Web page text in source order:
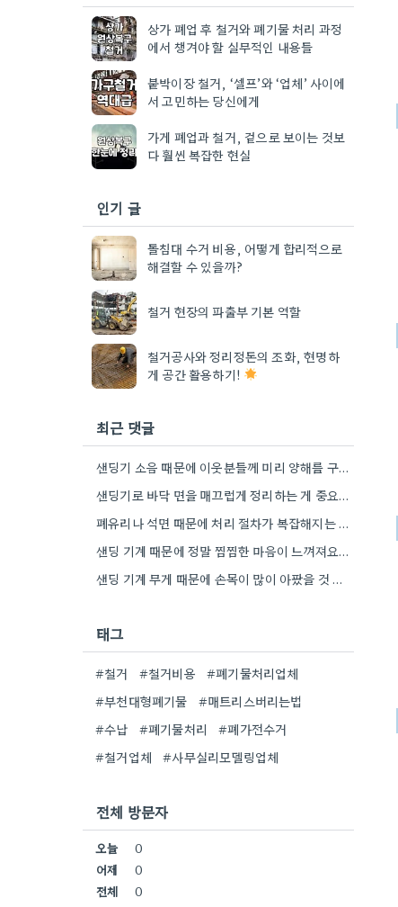
상가 폐업 후 철거와 폐기물 처리 과정
에서 챙겨야 할 실무적인 내용들
붙박이장 철거, ‘셀프’와 ‘업체’ 사이에
서 고민하는 당신에게
가게 폐업과 철거, 겉으로 보이는 것보
다 훨씬 복잡한 현실
인기 글
돌침대 수거 비용, 어떻게 합리적으로
해결할 수 있을까?
철거 현장의 파출부 기본 역할
철거공사와 정리정돈의 조화, 현명하
게 공간 활용하기!
최근 댓글
샌딩기 소음 때문에 이웃분들께 미리 양해를 구하는 게 정말 중요하더라고요. 특히 상가 현장이라 그런지 더…
샌딩기로 바닥 면을 매끄럽게 정리하는 게 중요하네요. 저도 비슷한 경험이 있어서, 소음 때문에 밤에 작업해야…
폐유리나 석면 때문에 처리 절차가 복잡해지는 거 보니, 건물 오래된 만큼 이런 문제도 꼼꼼히 확인해야겠어요.
샌딩 기계 때문에 정말 찜찜한 마음이 느껴져요. 전문가가 하는 일은 단순한 노동력 그 이상인 것…
샌딩 기계 무게 때문에 손목이 많이 아팠을 것 같아요. 저도 비슷한 경험이 있어서 그런 부분…
태그
#철거 #철거비용
#폐기물처리업체
#부천대형폐기물
#매트리스버리는법
#수납
#폐기물처리
#폐가전수거
#철거업체
#사무실리모델링업체
전체 방문자
오늘
0
어제
0
전체
0